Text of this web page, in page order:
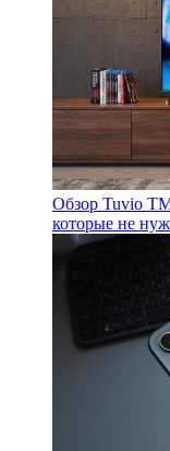
Обзор Tuvio
которые не